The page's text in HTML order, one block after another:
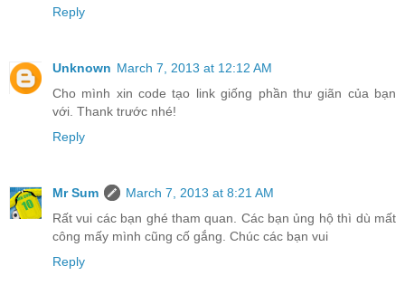
Reply
Unknown March 7, 2013 at 12:12 AM
Cho mình xin code tạo link giống phần thư giãn của bạn
với. Thank trước nhé!
Reply
Mr Sum
March 7, 2013 at 8:21 AM
Rất vui các bạn ghé tham quan. Các bạn ủng hộ thì dù mất
công mấy mình cũng cố gắng. Chúc các bạn vui
Reply